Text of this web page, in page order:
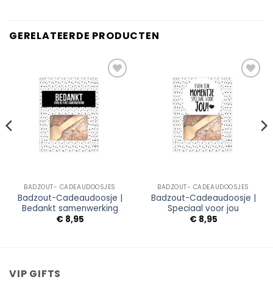
GERELATEERDE PRODUCTEN
Wishlist
BADZOUT- CADEAUDOOSJES
Badzout-Cadeaudoosje |
Bedankt samenwerking
€8,95
Wishlist
BADZOUT- CADEAUDOOSJES
Badzout-Cadeaudoosje |
Speciaal voor jou
€8,95
VIP GIFTS